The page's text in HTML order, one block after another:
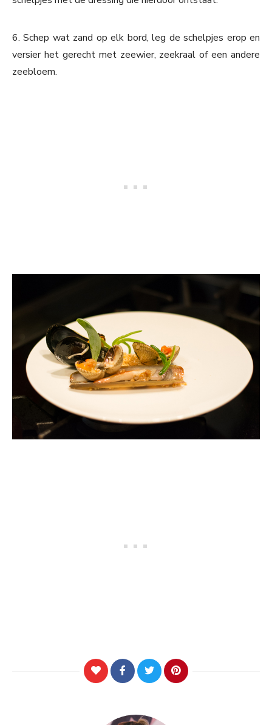
6. Schep wat zand op elk bord, leg de schelpjes erop en
versier het gerecht met zeewier, zeekraal of een andere
zeebloem.